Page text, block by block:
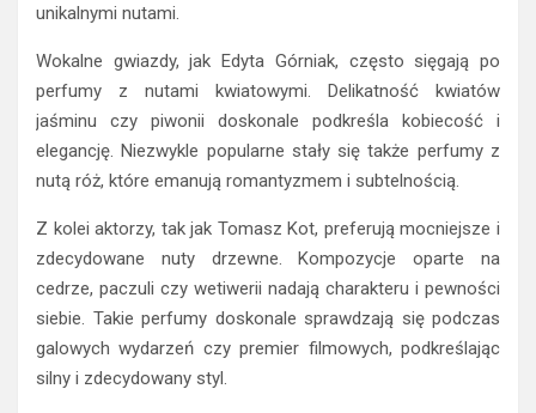
unikalnymi nutami.
Wokalne gwiazdy, jak Edyta Górniak, często sięgają po
perfumy z nutami kwiatowymi. Delikatność kwiatów
jaśminu czy piwonii doskonale podkreśla kobiecość i
elegancję. Niezwykle popularne stały się także perfumy z
nutą róż, które emanują romantyzmem i subtelnością.
Z kolei aktorzy, tak jak Tomasz Kot, preferują mocniejsze i
zdecydowane nuty drzewne. Kompozycje oparte na
cedrze, paczuli czy wetiwerii nadają charakteru i pewności
siebie. Takie perfumy doskonale sprawdzają się podczas
galowych wydarzeń czy premier filmowych, podkreślając
silny i zdecydowany styl.